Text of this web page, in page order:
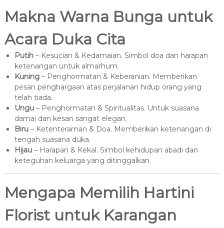
Makna Warna Bunga untuk
Acara Duka Cita
Putih– Kesucian & Kedamaian. Simbol doa dan harapan
ketenangan untuk almarhum.
Kuning– Penghormatan & Keberanian. Memberikan
pesan penghargaan atas perjalanan hidup orang yang
telah tiada.
Ungu– Penghormatan & Spiritualitas. Untuk suasana
damai dan kesan sangat elegan.
Biru– Ketenteraman & Doa. Memberikan ketenangan di
tengah suasana duka.
Hijau– Harapan & Kekal. Simbol kehidupan abadi dan
keteguhan keluarga yang ditinggalkan.
Mengapa Memilih Hartini
Florist untuk Karangan